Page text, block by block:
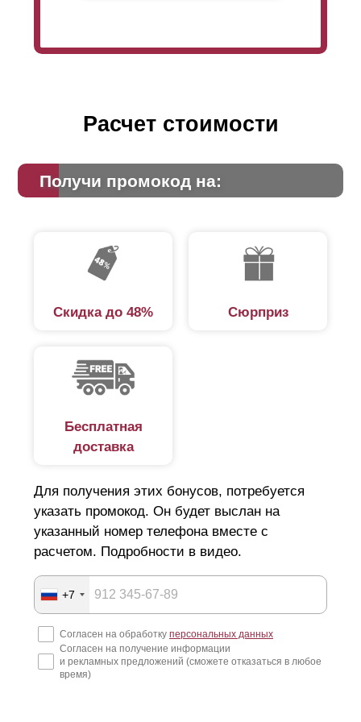
секции и, само собой, высоту
увеличением глубины секции, увеличивается
высоталамели. Чем вышеламель, тем более
массивным становится забор. Основные
Расчет стоимости
Получи промокод на:
Скидка до 48% Сюрприз
Бесплатная
доставка
Для получения этих бонусов, потребуется
указать промокод. Он будет выслан на
указанный номер телефона вместе с
расчетом. Подробности в видео.
+7
Согласен на обработку персональных данных
Согласен на получение информации
и рекламных предложений (сможете отказаться в любое
время)